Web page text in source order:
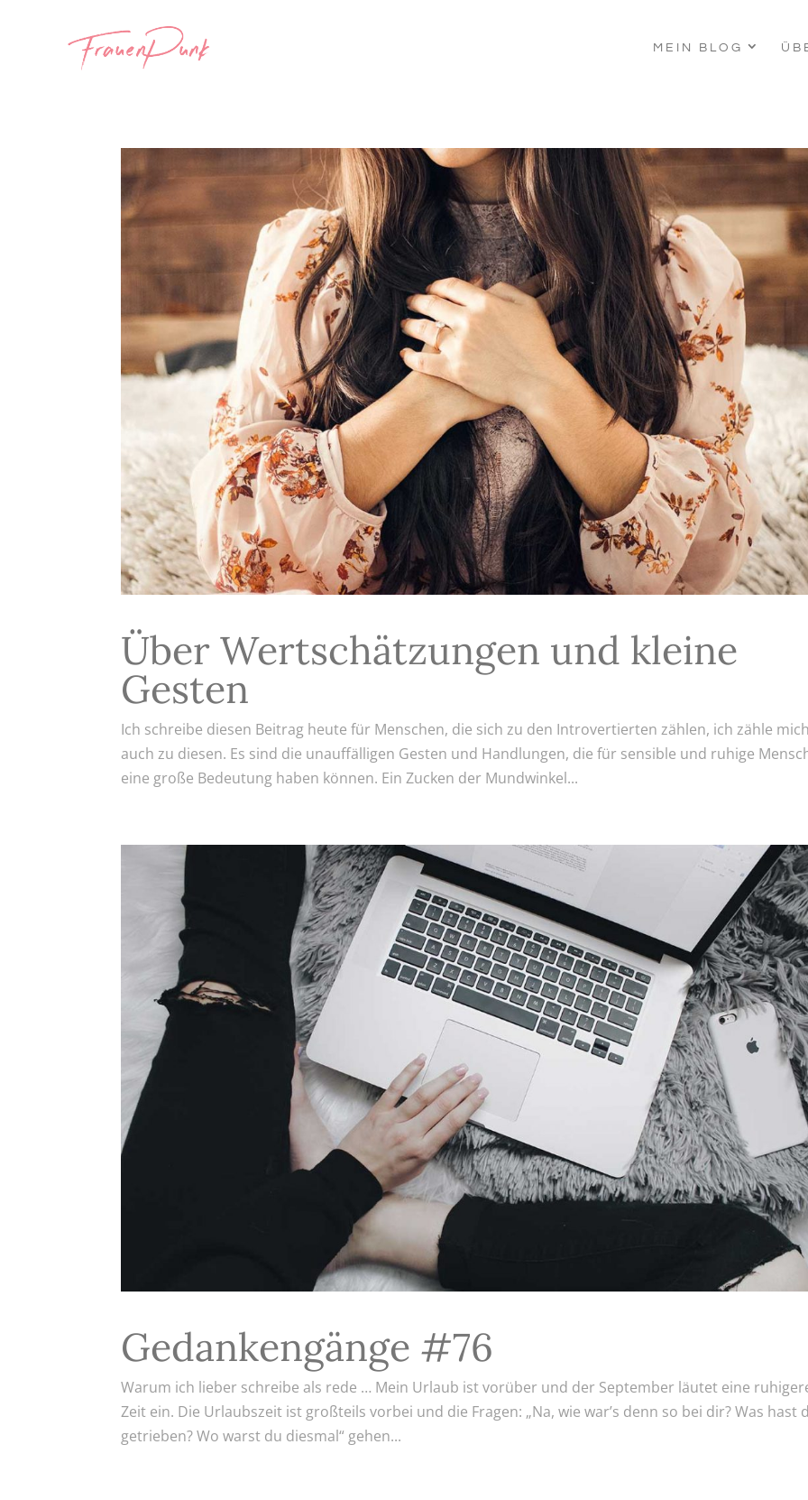
MEIN BLOG
Über Wertschätzungen und kleine
Gesten
Ich schreibe diesen Beitrag heute für Menschen, die sich zu den Introvertierten zählen, ich zähle
auch zu diesen. Es sind die unauffälligen Gesten und Handlungen, die für sensible und ruhige
eine große Bedeutung haben können. Ein Zucken der Mundwinkel...
Gedankengänge #76
Warum ich lieber schreibe als rede … Mein Urlaub ist vorüber und der September läutet eine
Zeit ein. Die Urlaubszeit ist großteils vorbei und die Fragen: „Na, wie war’s denn so bei dir? Was hast
getrieben? Wo warst du diesmal“ gehen...